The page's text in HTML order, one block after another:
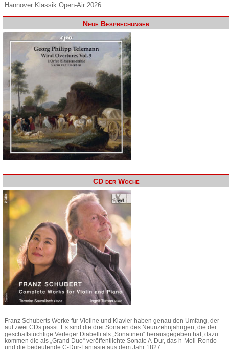
Hannover Klassik Open-Air 2026
Neue Besprechungen
CD der Woche
Franz Schuberts Werke für Violine und Klavier haben genau den Umfang, der
auf zwei CDs passt. Es sind die drei Sonaten des Neunzehnjährigen, die der
geschäftstüchtige Verleger Diabelli als „Sonatinen“ herausgegeben hat, dazu
kommen die als „Grand Duo“ veröffentlichte Sonate A-Dur, das h-Moll-Rondo
und die bedeutende C-Dur-Fantasie aus dem Jahr 1827.